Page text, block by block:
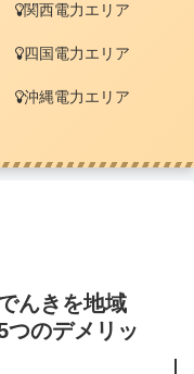
関西電力エリア
四国電力エリア
沖縄電力エリア
んきを地域
つのデメリッ